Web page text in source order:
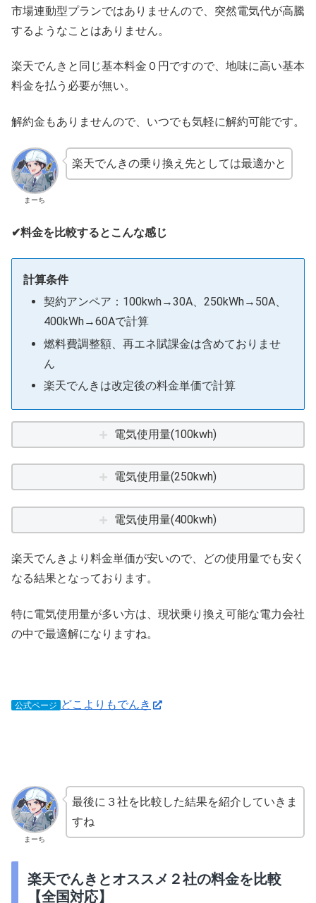
市場連動型プランではありませんので、突然電気代が高騰
するようなことはありません。
楽天でんきと同じ基本料金０円ですので、地味に高い基本
料金を払う必要が無い。
解約金もありませんので、いつでも気軽に解約可能です。
まーち
楽天でんきの乗り換え先としては最適かと
✔料金を比較するとこんな感じ
計算条件
契約アンペア：100kwh→30A、250kWh→50A、
400kWh→60Aで計算
燃料費調整額、再エネ賦課金は含めておりませ
ん
楽天でんきは改定後の料金単価で計算
電気使用量(100kwh)
電気使用量(250kwh)
電気使用量(400kwh)
楽天でんきより料金単価が安いので、どの使用量でも安く
なる結果となっております。
特に電気使用量が多い方は、現状乗り換え可能な電力会社
の中で最適解になりますね。
公式ページ どこよりもでんき
まーち
最後に３社を比較した結果を紹介していきま
すね
楽天でんきとオススメ２社の料金を比較
【全国対応】